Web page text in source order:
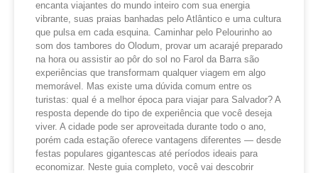
encanta viajantes do mundo inteiro com sua energia
vibrante, suas praias banhadas pelo Atlântico e uma cultura
que pulsa em cada esquina. Caminhar pelo Pelourinho ao
som dos tambores do Olodum, provar um acarajé preparado
na hora ou assistir ao pôr do sol no Farol da Barra são
experiências que transformam qualquer viagem em algo
memorável. Mas existe uma dúvida comum entre os
turistas: qual é a melhor época para viajar para Salvador? A
resposta depende do tipo de experiência que você deseja
viver. A cidade pode ser aproveitada durante todo o ano,
porém cada estação oferece vantagens diferentes — desde
festas populares gigantescas até períodos ideais para
economizar. Neste guia completo, você vai descobrir